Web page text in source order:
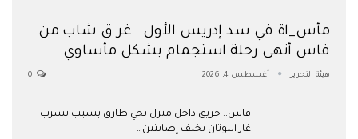
مأس_اة في سد إدريس الأول.. غر ق شاب من
فاس أنهى رحلة استجمام بشكل مأساوي
هيئة التحرير أغسطس 4, 2026
فاس.. حريق داخل منزل بحي طارق بسبب تسرب
غاز البوتان يخلف إصابتين…